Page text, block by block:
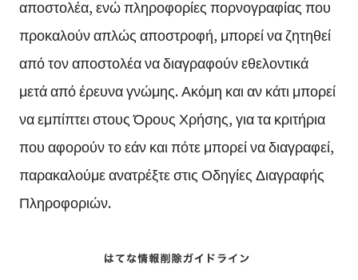
αποστολέα, ενώ πληροφορίες πορνογραφίας που
προκαλούν απλώς αποστροφή, μπορεί να ζητηθεί
από τον αποστολέα να διαγραφούν εθελοντικά
μετά από έρευνα γνώμης. Ακόμη και αν κάτι μπορεί
να εμπίπτει στους Όρους Χρήσης, για τα κριτήρια
που αφορούν το εάν και πότε μπορεί να διαγραφεί,
παρακαλούμε ανατρέξτε στις Οδηγίες Διαγραφής
Πληροφοριών.